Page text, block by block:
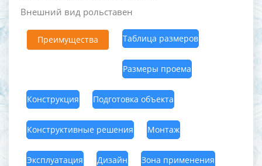
Внешний вид рольставен
Преимущества Таблица размеров
Размеры проема
Конструкция Подготовка объекта
Конструктивные решения Монтаж
Эксплуатация Дизайн Зона применения